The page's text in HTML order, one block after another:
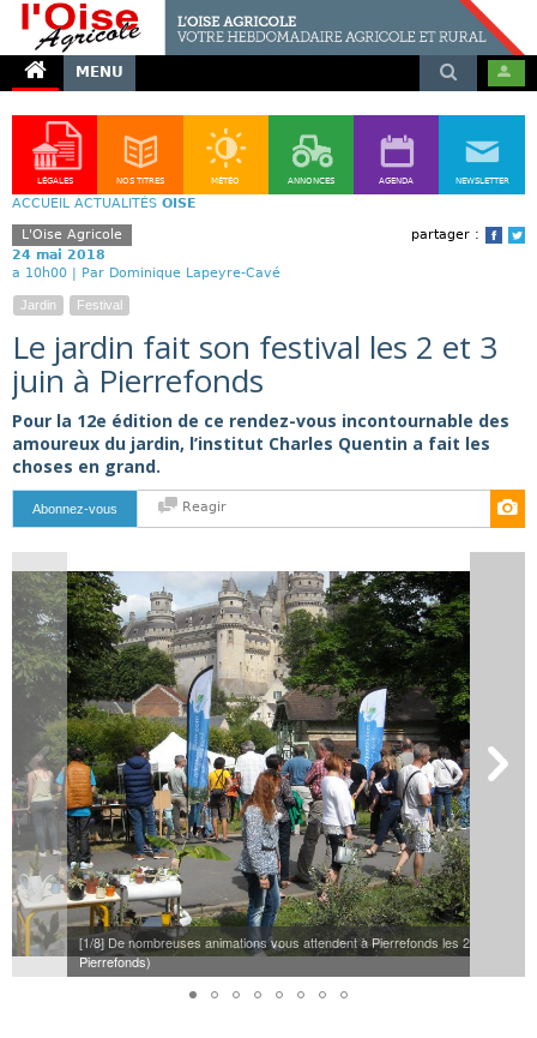
MENU
LÉGALES NOS TITRES MÉTÉO ANNONCES AGENDA NEWSLETTER
ACCUEIL ACTUALITÉS OISE
partager :
L'Oise Agricole
24 mai 2018
a 10h00 | Par Dominique Lapeyre-Cavé
Jardin Festival
Le jardin fait son festival les 2 et 3
juin à Pierrefonds
Pour la 12e édition de ce rendez-vous incontournable des
amoureux du jardin, l’institut Charles Quentin a fait les
choses en grand.
Abonnez-vous Reagir
[1/8] De nombreuses animations vous attendent à Pierrefonds les 2 et 3 juin.
Pierrefonds)